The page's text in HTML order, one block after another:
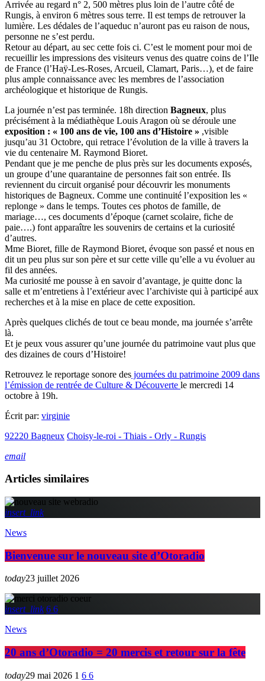
Arrivée au regard n° 2, 500 mètres plus loin de l’autre côté de
Rungis, à environ 6 mètres sous terre. Il est temps de retrouver la
lumière. Les dédales de l’aqueduc n’auront pas eu raison de nous,
personne ne s’est perdu.
Retour au départ, au sec cette fois ci. C’est le moment pour moi de
recueillir les impressions des visiteurs venus des quatre coins de l’Ile
de France (l’Haÿ-Les-Roses, Arcueil, Clamart, Paris…), et de faire
plus ample connaissance avec les membres de l’association
archéologique et historique de Rungis.
La journée n’est pas terminée. 18h direction Bagneux, plus
précisément à la médiathèque Louis Aragon où se déroule une
exposition : « 100 ans de vie, 100 ans d’Histoire » ,visible
jusqu’au 31 Octobre, qui retrace l’évolution de la ville à travers la
vie du centenaire M. Raymond Bioret.
Pendant que je me penche de plus près sur les documents exposés,
un groupe d’une quarantaine de personnes fait son entrée. Ils
reviennent du circuit organisé pour découvrir les monuments
historiques de Bagneux. Comme une continuité l’exposition les «
replonge » dans le temps. Toutes ces photos de famille, de
mariage…, ces documents d’époque (carnet scolaire, fiche de
paie….) font apparaître les souvenirs de certains et la curiosité
d’autres.
Mme Bioret, fille de Raymond Bioret, évoque son passé et nous en
dit un peu plus sur son père et sur cette ville qu’elle a vu évoluer au
fil des années.
Ma curiosité me pousse à en savoir d’avantage, je quitte donc la
salle et m’entretiens à l’extérieur avec l’archiviste qui à participé aux
recherches et à la mise en place de cette exposition.
Après quelques clichés de tout ce beau monde, ma journée s’arrête
là.
Et je peux vous assurer qu’une journée du patrimoine vaut plus que
des dizaines de cours d’Histoire!
Retrouvez le reportage sonore des journées du patrimoine 2009 dans
l’émission de rentrée de Culture & Découverte le mercredi 14
octobre à 19h.
Écrit par: virginie
92220 Bagneux Choisy-le-roi - Thiais - Orly - Rungis
email
Articles similaires
insert_link
News
Bienvenue sur le nouveau site d’Otoradio
today23 juillet 2026
insert_link 6 6
News
20 ans d’Otoradio = 20 mercis et retour sur la fête
today29 mai 2026 1 6 6